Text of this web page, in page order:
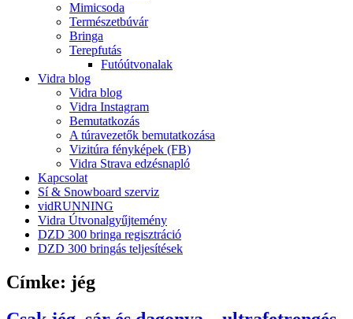
Mimicsoda
Természetbúvár
Bringa
Terepfutás
Futóútvonalak
Vidra blog
Vidra blog
Vidra Instagram
Bemutatkozás
A túravezetők bemutatkozása
Vizitúra fényképek (FB)
Vidra Strava edzésnapló
Kapcsolat
Sí & Snowboard szerviz
vidRUNNING
Vidra Útvonalgyűjtemény
DZD 300 bringa regisztráció
DZD 300 bringás teljesítések
Címke: jég